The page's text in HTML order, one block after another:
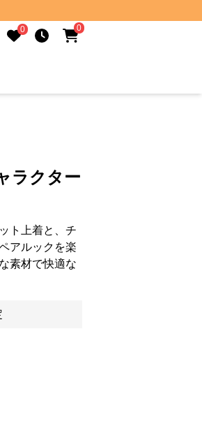
0 0
ラクター
ト上着と、チ
アルックを楽
素材で快適な